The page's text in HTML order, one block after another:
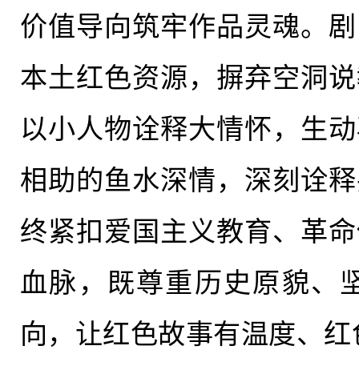
价值导向筑牢作品灵魂。
本土红色资源，摒弃空洞
以小人物诠释大情怀，生
相助的鱼水深情，深刻诠
终紧扣爱国主义教育、革
血脉，既尊重历史原貌、
向，让红色故事有温度、